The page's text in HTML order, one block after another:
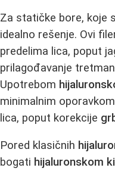
Za statičke bore, koje
idealno rešenje. Ovi
predelima lica, poput
prilagođavanje
Upotrebom
minimalnim
lica, poput korekcije
Pored klasičnih
bogati hijaluronskom